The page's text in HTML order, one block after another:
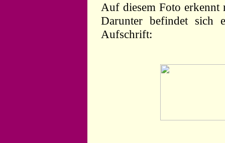
Auf diesem Foto erkennt
Darunter befindet sich
Aufschrift: